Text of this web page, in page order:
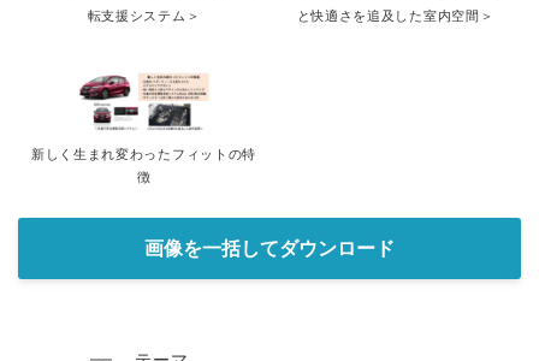
転支援システム＞
と快適さを追及した室内空間＞
新しく生まれ変わったフィットの特
徴
画像を一括してダウンロード